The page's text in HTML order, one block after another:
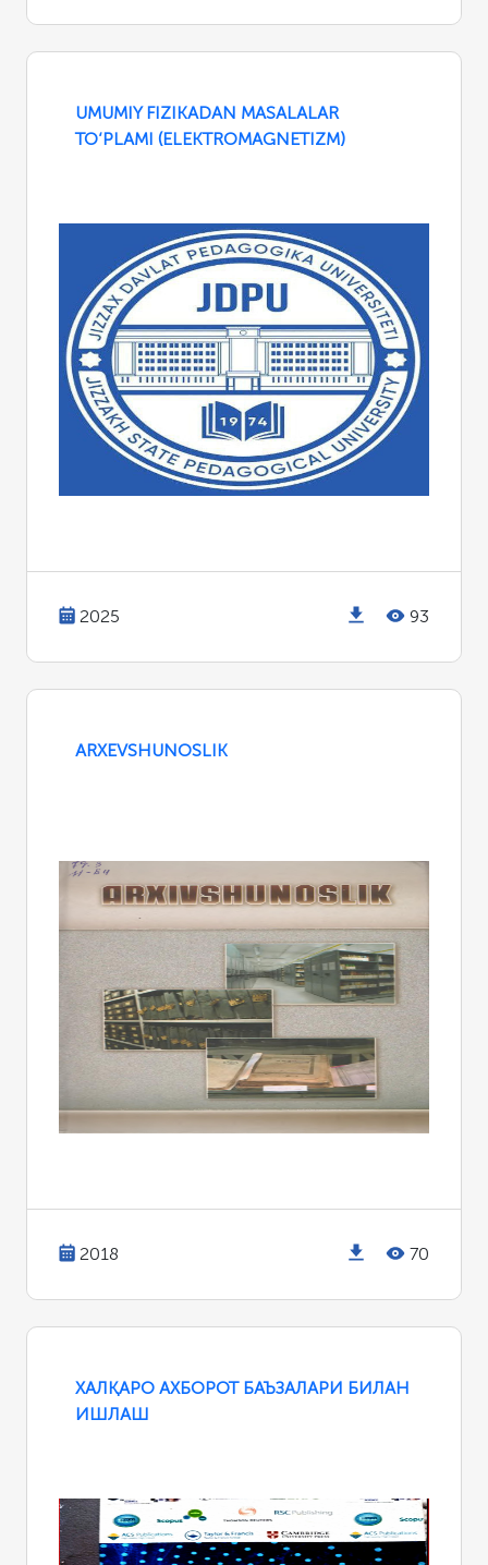
UMUMIY FIZIKADAN MASALALAR
TO‘PLAMI (ELEKTROMAGNETIZM)
2025 93
ARXEVSHUNOSLIK
2018 70
ХАЛҚАРО АХБОРОТ БАЪЗАЛАРИ БИЛАН
ИШЛАШ